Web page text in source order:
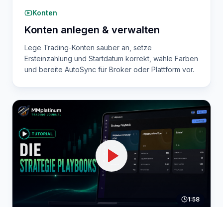
Konten
Konten anlegen & verwalten
Lege Trading-Konten sauber an, setze
Ersteinzahlung und Startdatum korrekt, wähle Farben
und bereite AutoSync für Broker oder Plattform vor.
1:58